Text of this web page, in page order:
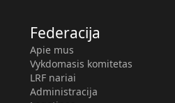
Federacija
Apie mus
Vykdomasis komitetas
LRF nariai
Administracija